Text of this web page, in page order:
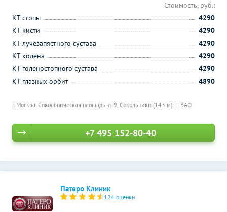
г. Москва, Сокольническая площадь, д. 9, Сокольники (143 м) ВАО
Стоимость, руб.:
КТ стопы
4290
КТ кисти
4290
КТ лучезапястного сустава
4290
КТ колена
4290
КТ голеностопного сустава
4290
КТ глазных орбит
4890
+7 495 152-80-40
Патеро Клиник
124 оценки